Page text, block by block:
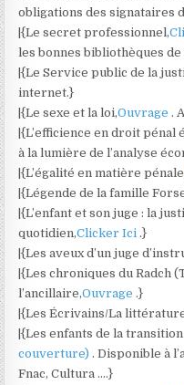
obligations des signataires
|{Le secret professionnel,
les bonnes bibliothèques
|{Le Service public de la
internet.}
|{Le sexe et la loi,Ouvrage.
|{L’efficience en droit
à la lumière de l’analyse
|{L’égalité en matière
|{Légende de la famille
|{L’enfant et son juge : la
quotidien,Clicker Ici.}
|{Les aveux d’un juge
|{Les chroniques du Radch
l’ancillaire,Ouvrage.}
|{Les Écrivains/La
|{Les enfants de la
couverture). Disponible à
Fnac, Cultura ….}